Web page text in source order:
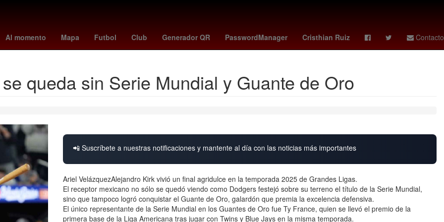
Al momento Mapa Futbol Club Generador QR PasswordManager Cristhian Ruiz Contacto
braut haaland Muro fronterizo Estados Unidos-México Semana Santa Senador Frente Frío Erling Haaland 27 de marzo
queda sin Serie Mundial y Guante de Oro
📲 Suscríbete a nuestras notificaciones y mantente al día con las noticias más importantes
Ariel VelázquezAlejandro Kirk vivió un final agridulce en la temporada 2025 de Grandes Ligas.
El receptor mexicano no sólo se quedó viendo como Dodgers festejó sobre su terreno el título de la Serie Mundial,
sino que tampoco logró conquistar el Guante de Oro, galardón que premia la excelencia defensiva.
El único representante de la Serie Mundial en los Guantes de Oro fue Ty France, quien se llevó el premio de la
primera base de la Liga Americana tras jugar con Twins y Blue Jays en la misma temporada.